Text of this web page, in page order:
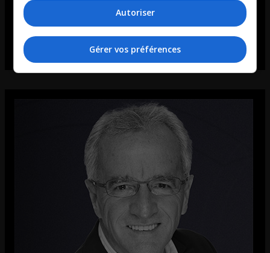
Autoriser
Gérer vos préférences